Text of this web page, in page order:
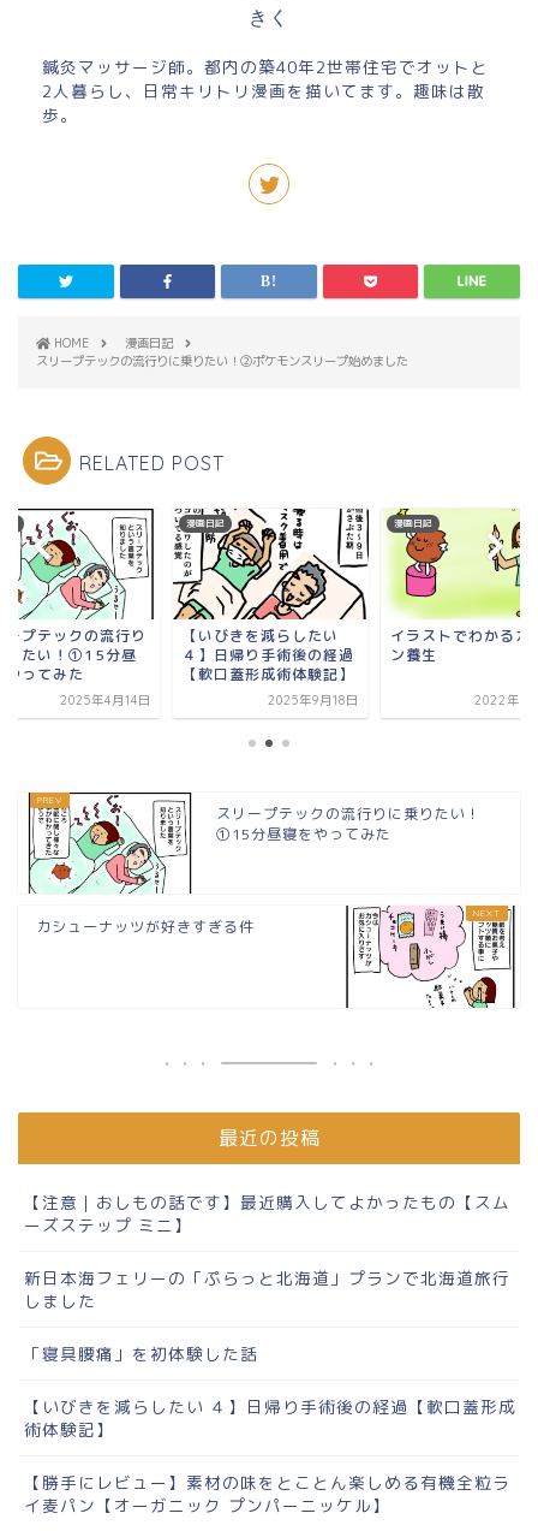
きく
鍼灸マッサージ師。都内の築40年2世帯住宅でオットと
2人暮らし、日常キリトリ漫画を描いてます。趣味は散
歩。
HOME
漫画日記
スリープテックの流行りに乗りたい！②ポケモンスリープ始めました
RELATED POST
ープテックの流行り
りたい！①15分昼
やってみた
2025年4月14日
漫画日記
【いびきを減らしたい
４】日帰り手術後の経過
【軟口蓋形成術体験記】
2025年9月18日
漫画日記
イラストでわかるカ
ン養生
2022年3
スリープテックの流行りに乗りたい！
①15分昼寝をやってみた
カシューナッツが好きすぎる件
最近の投稿
【注意｜おしもの話です】最近購入してよかったもの【スム
ーズステップ ミニ】
新日本海フェリーの「ぷらっと北海道」プランで北海道旅行
しました
「寝具腰痛」を初体験した話
【いびきを減らしたい ４】日帰り手術後の経過【軟口蓋形成
術体験記】
【勝手にレビュー】素材の味をとことん楽しめる有機全粒ラ
イ麦パン【オーガニック プンパーニッケル】